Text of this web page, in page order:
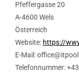
Pfeffergasse 20
A-4600 Wels
Österreich
Website: https://
E-Mail:office@
Telefonnummer: